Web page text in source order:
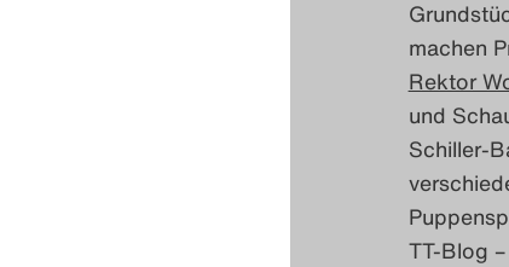
machen
Rektor
und
Schiller-
TT-Blog